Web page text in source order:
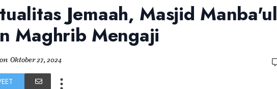
Jemaah, Masjid Manba'ul
Maghrib Mengaji
on Oktober 27, 2024